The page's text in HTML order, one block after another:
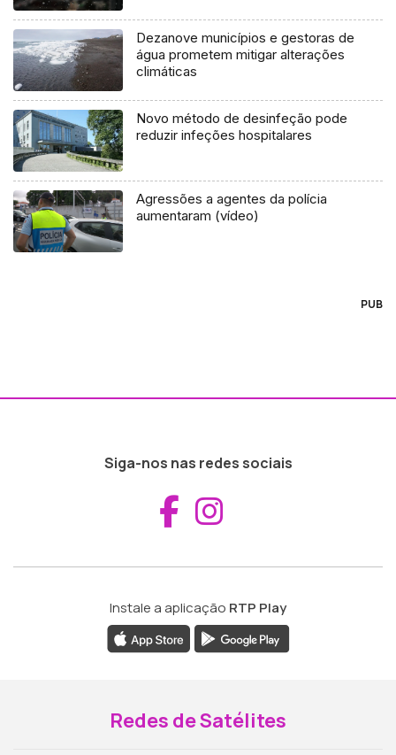
Dezanove municípios e gestoras de
água prometem mitigar alterações
climáticas
Novo método de desinfeção pode
reduzir infeções hospitalares
Agressões a agentes da polícia
aumentaram (vídeo)
PUB
Siga-nos nas redes sociais
Aceder ao
Instale a aplicação RTP Play
Redes de Satélites